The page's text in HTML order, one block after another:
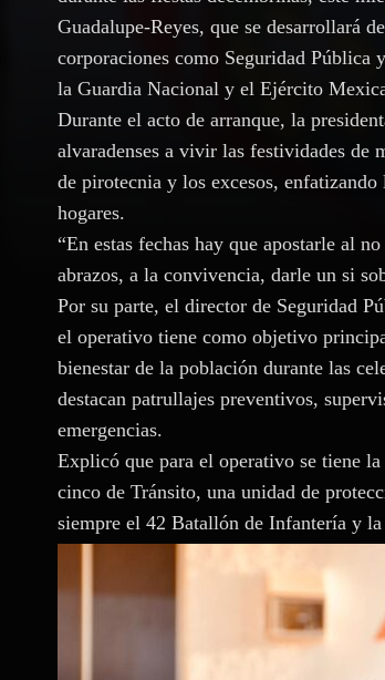
Guadalupe-Reyes, que se desarrollará
corporaciones como Seguridad
la Guardia Nacional y el Ejército
Durante el acto de arranque, la
alvaradenses a vivir las festividades de
de pirotecnia y los excesos,
hogares.
“En estas fechas hay que apostarle al
abrazos, a la convivencia, darle un si
Por su parte, el director de Seguridad
el operativo tiene como objetivo
bienestar de la población durante las
destacan patrullajes preventivos,
emergencias.
Explicó que para el operativo se tiene
cinco de Tránsito, una unidad de
siempre el 42 Batallón de Infantería y